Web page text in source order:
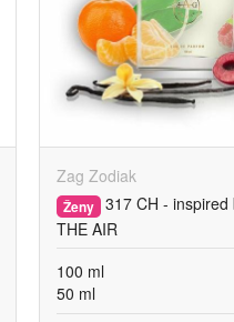
Zag Zodiak
Ženy 317 CH - inspired
THE AIR
100 ml
50 ml